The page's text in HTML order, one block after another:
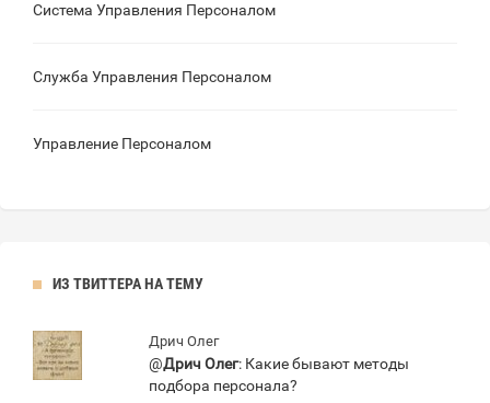
Система Управления Персоналом
Служба Управления Персоналом
Управление Персоналом
ИЗ ТВИТТЕРА НА ТЕМУ
Дрич Олег
@Дрич Олег: Какие бывают методы
подбора персонала?